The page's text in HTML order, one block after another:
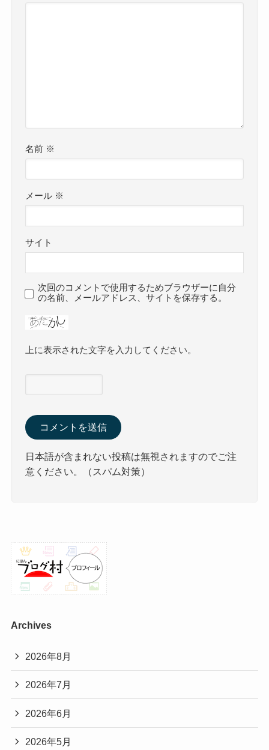
名前 ※
メール ※
サイト
次回のコメントで使用するためブラウザーに自分
の名前、メールアドレス、サイトを保存する。
上に表示された文字を入力してください。
日本語が含まれない投稿は無視されますのでご注
意ください。（スパム対策）
Archives
2026年8月
2026年7月
2026年6月
2026年5月